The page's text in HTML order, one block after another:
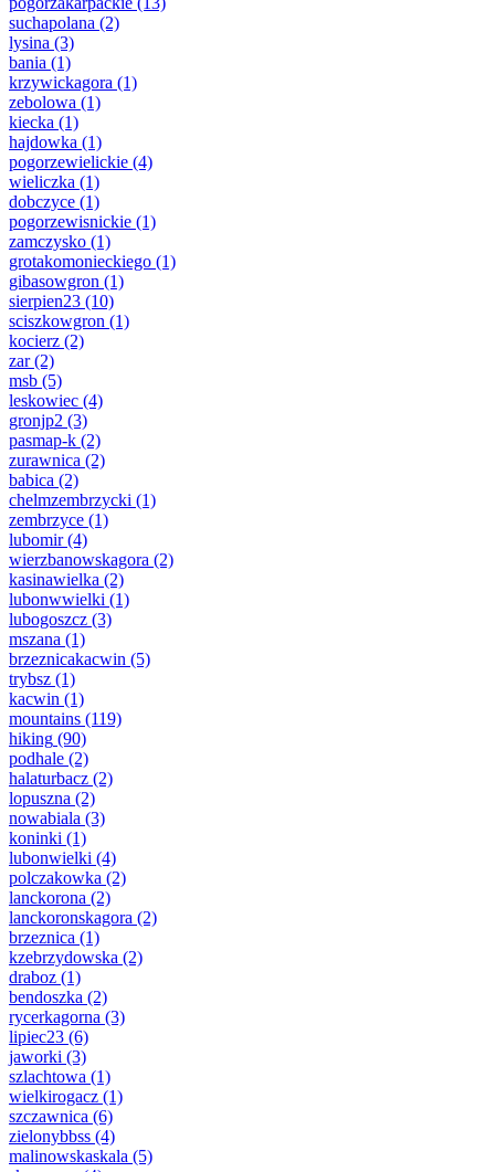
suchapolana (2)
lysina (3)
bania (1)
krzywickagora (1)
zebolowa (1)
kiecka (1)
hajdowka (1)
pogorzewielickie (4)
wieliczka (1)
dobczyce (1)
pogorzewisnickie (1)
zamczysko (1)
grotakomonieckiego (1)
gibasowgron (1)
sierpien23 (10)
sciszkowgron (1)
kocierz (2)
zar(2)
msb (5)
leskowiec (4)
gronjp2 (3)
pasmap-k (2)
zurawnica (2)
babica (2)
chelmzembrzycki (1)
zembrzyce (1)
lubomir(4)
wierzbanowskagora (2)
kasinawielka (2)
lubonwwielki (1)
lubogoszcz (3)
mszana (1)
brzeznicakacwin (5)
trybsz (1)
kacwin (1)
mountains (119)
hiking (90)
podhale (2)
halaturbacz (2)
lopuszna (2)
nowabiala (3)
koninki (1)
lubonwielki (4)
polczakowka (2)
lanckorona (2)
lanckoronskagora (2)
brzeznica (1)
kzebrzydowska (2)
draboz (1)
bendoszka (2)
rycerkagorna (3)
lipiec23 (6)
jaworki (3)
szlachtowa (1)
wielkirogacz (1)
szczawnica (6)
zielonybbss (4)
malinowskaskala (5)